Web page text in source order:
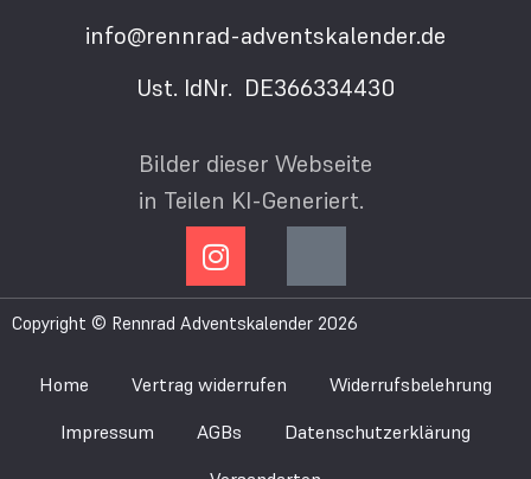
info@rennrad-adventskalender.de
Ust. IdNr. DE366334430
Bilder dieser Webseite
in Teilen KI-Generiert.
Copyright © Rennrad Adventskalender 2026
Home Vertrag widerrufen
Widerrufsbelehrung
Impressum
AGBs
Datenschutzerklärung